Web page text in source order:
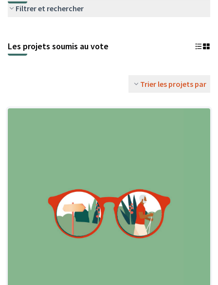
Filtrer et rechercher
Les projets soumis au vote
Trier les projets par